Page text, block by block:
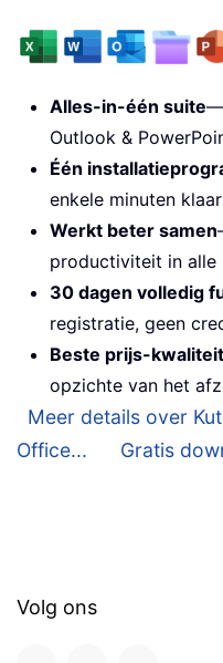
Alles-in-één suite—
Outlook &
Één
enkele minuten
Werkt beter samen
productiviteit in alle
30 dagen volledig
registratie, geen
Beste prijs-
opzichte van het
Meer details over
Office...
Gratis
Volg ons